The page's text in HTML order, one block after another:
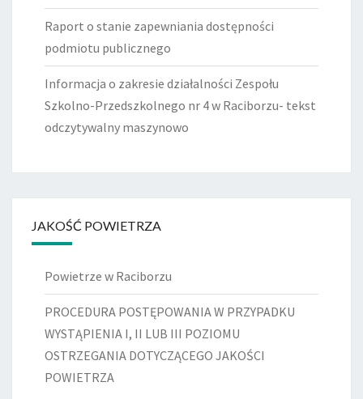
Raport o stanie zapewniania dostępności
podmiotu publicznego
Informacja o zakresie działalności Zespołu
Szkolno-Przedszkolnego nr 4 w Raciborzu- tekst
odczytywalny maszynowo
JAKOŚĆ POWIETRZA
Powietrze w Raciborzu
PROCEDURA POSTĘPOWANIA W PRZYPADKU
WYSTĄPIENIA I, II LUB III POZIOMU
OSTRZEGANIA DOTYCZĄCEGO JAKOŚCI
POWIETRZA